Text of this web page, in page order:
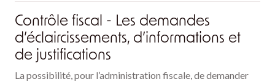
Contrôle fiscal - Les demandes
d’éclaircissements, d’informations et
de justifications
La possibilité, pour l’administration fiscale, de demander